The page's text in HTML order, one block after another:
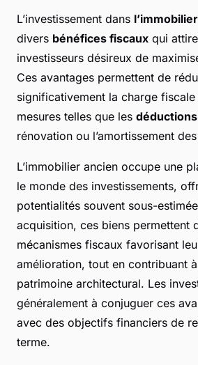
L’investissement dans
divers bénéfices fiscaux qui
investisseurs désireux de
Ces avantages permettent de
significativement la charge
mesures telles que les
rénovation ou l’amortissement
L’immobilier ancien occupe une
le monde des investissements,
potentialités souvent sous-
acquisition, ces biens permettent
mécanismes fiscaux favorisant
amélioration, tout en contribuant
patrimoine architectural. Les
généralement à conjuguer ces
avec des objectifs financiers de
terme.